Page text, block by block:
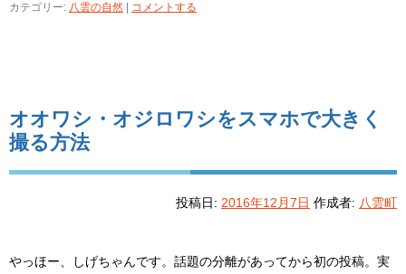
カテゴリー: 八雲の自然 コメントする
オオワシ・オジロワシをスマホで大きく
撮る方法
投稿日: 2016年12月7日 作成者: 八雲町
やっほー、しげちゃんです。話題の分離があってから初の投稿。実